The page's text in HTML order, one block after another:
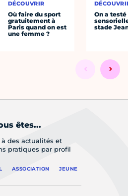
DÉCOUVRIR
Où faire du sport
gratuitement à
Paris quand on est
une femme ?
On a
stade
êtes...
à des actualités et
pratiques par profil
ASSOCIATION JEUNE